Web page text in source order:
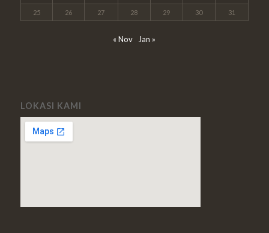
25 26 27 28 29 30 31
« Nov Jan »
LOKASI KAMI